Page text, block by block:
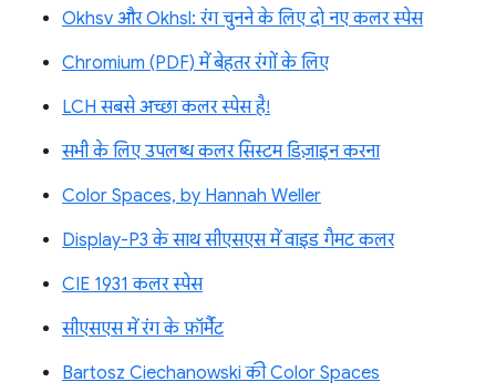
Okhsv और Okhsl: रंग चुनने के लिए दो नए कलर स्पेस
Chromium (PDF) में बेहतर रंगों के लिए
LCH सबसे अच्छा कलर स्पेस है!
सभी के लिए उपलब्ध कलर सिस्टम डिज़ाइन करना
Color Spaces, by Hannah Weller
Display-P3 के साथ सीएसएस में वाइड गैमट कलर
CIE 1931 कलर स्पेस
सीएसएस में रंग के फ़ॉर्मैट
Bartosz Ciechanowski की Color Spaces